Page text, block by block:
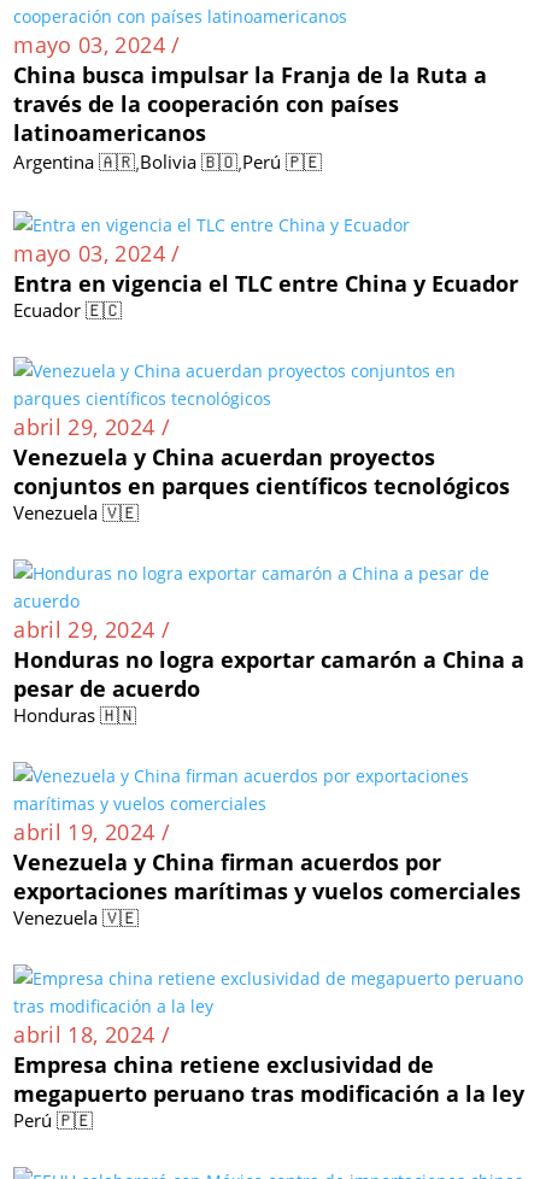
mayo 03, 2024 /
China busca impulsar la Franja de la Ruta a
través de la cooperación con países
latinoamericanos
Argentina 🇦🇷,Bolivia 🇧🇴,Perú 🇵🇪
mayo 03, 2024 /
Entra en vigencia el TLC entre China y Ecuador
Ecuador 🇪🇨
abril 29, 2024 /
Venezuela y China acuerdan proyectos
conjuntos en parques científicos tecnológicos
Venezuela 🇻🇪
abril 29, 2024 /
Honduras no logra exportar camarón a China a
pesar de acuerdo
Honduras 🇭🇳
abril 19, 2024 /
Venezuela y China firman acuerdos por
exportaciones marítimas y vuelos comerciales
Venezuela 🇻🇪
abril 18, 2024 /
Empresa china retiene exclusividad de
megapuerto peruano tras modificación a la ley
Perú 🇵🇪